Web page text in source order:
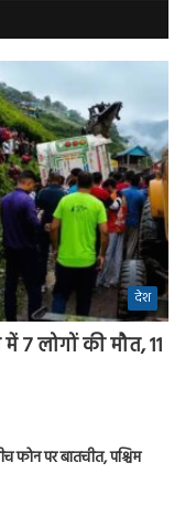
देश
लोगों की मौत, 11
फोन पर बातचीत, पश्चिम